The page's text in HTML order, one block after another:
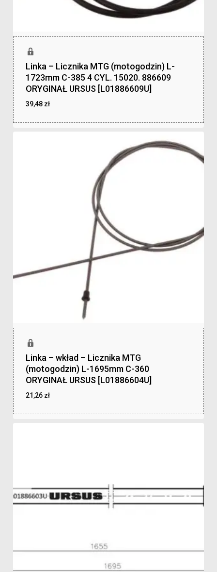
Linka – Licznika MTG (motogodzin) L-
1723mm C-385 4 CYL. 15020. 886609
ORYGINAŁ URSUS [L01886609U]
39,48 zł
Linka – wkład – Licznika MTG
(motogodzin) L-1695mm C-360
ORYGINAŁ URSUS [L01886604U]
21,26 zł